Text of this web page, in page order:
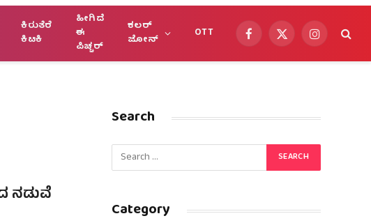
ಕಿರುತೆರೆ
ಕಿಟಕಿ
ಹೀಗಿದೆ
ಈ
ಪಿಚ್ಚರ್
ಕಲರ್
ಜೋನ್
OTT Facebook
X
Instagram
ನಡುವೆ
Search
Category